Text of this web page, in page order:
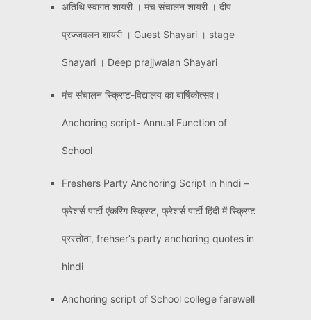
अतिथि स्वागत शायरी । मंच संचालन शायरी । दीप
प्रज्जवलन शायरी । Guest Shayari । stage
Shayari । Deep prajjwalan Shayari
मंच संचालन स्क्रिप्ट-विद्यालय का बार्षिकोत्सव।
Anchoring script- Annual Function of
School
Freshers Party Anchoring Script in hindi –
फ्रेशर्स पार्टी एंकरिंग स्क्रिप्ट, फ्रेशर्स पार्टी हिंदी में स्क्रिप्ट
प्रस्तोता, frehser’s party anchoring quotes in
hindi
Anchoring script of School college farewell